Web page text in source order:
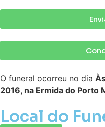
O funeral ocorreu no dia
2016, na Ermida do Porto
Local do